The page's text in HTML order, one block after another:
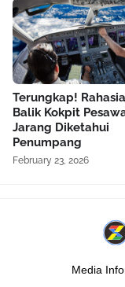
Terungkap!
Balik Kokpit
Jarang Diketahui
Penumpang
February 23, 2026
Media